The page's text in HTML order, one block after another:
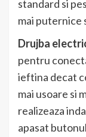
standard si
mai puternice
Drujba
pentru
ieftina decat
mai usoare si
realizeaza
apasat